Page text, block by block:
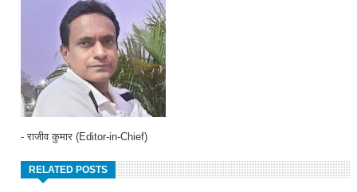
- राजीव कुमार (Editor-in-Chief)
RELATED POSTS